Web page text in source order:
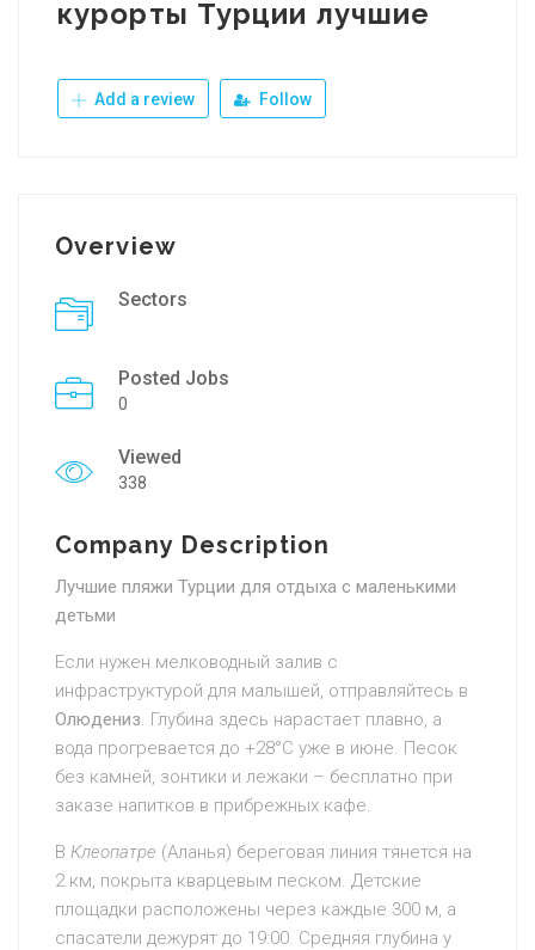
курорты Турции лучшие
Add a review Follow
Overview
Sectors
Posted Jobs
0
Viewed
338
Company Description
Лучшие пляжи Турции для отдыха с маленькими
детьми
Если нужен мелководный залив с
инфраструктурой для малышей, отправляйтесь в
Олюдениз. Глубина здесь нарастает плавно, а
вода прогревается до +28°C уже в июне. Песок
без камней, зонтики и лежаки – бесплатно при
заказе напитков в прибрежных кафе.
В Клеопатре (Аланья) береговая линия тянется на
2 км, покрыта кварцевым песком. Детские
площадки расположены через каждые 300 м, а
спасатели дежурят до 19:00. Средняя глубина у